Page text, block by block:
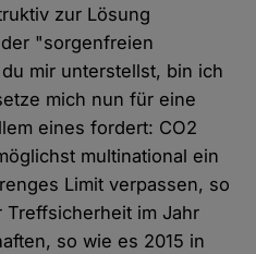
zur Lösung
"sorgenfreien
mir unterstellst, bin ich
mich nun für eine
eines fordert: CO2
multinational ein
Limit verpassen, so
im Jahr
so wie es 2015 in